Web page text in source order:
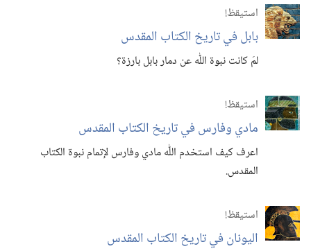
استيقظ‏!‏
بابل في تاريخ الكتاب المقدس
لمَ كانت نبوة اللّٰه عن دمار بابل بارزة؟‏
استيقظ‏!‏
مادي وفارس في تاريخ الكتاب المقدس
اعرف كيف استخدم اللّٰه مادي وفارس لإتمام نبوة الكتاب
المقدس.‏
استيقظ‏!‏
اليونان في تاريخ الكتاب المقدس